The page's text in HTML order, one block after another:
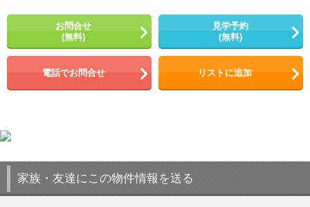
お問合せ
(無料)
見学予約
(無料)
電話でお問合せ リストに追加
家族・友達にこの物件情報を送る